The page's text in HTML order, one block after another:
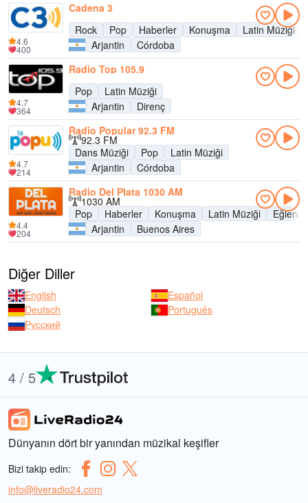
Cadena 3
Rock
Pop Haberler Konuşma Latin Müziği
Arjantin
Córdoba
4.6
400
Radio Top 105.9
Pop
Latin Müziği
Arjantin
Direnç
4.7
364
Radio Popular 92.3 FM
92.3 FM
Dans Müziği
Pop
Latin Müziği
Arjantin
Córdoba
4.7
214
Radio Del Plata 1030 AM
1030 AM
Pop
Haberler Konuşma Latin Müziği
Eğlence
Arjantin
Buenos Aires
4.4
204
Diğer Diller
English
Español
Deutsch
Português
Русский
4 / 5
Dünyanın dört bir yanından müzikal keşifler
Bizi takip edin:
info@liveradio24.com